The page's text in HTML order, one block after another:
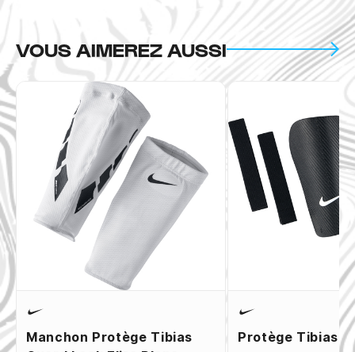
VOUS AIMEREZ AUSSI
Manchon Protège Tibias
Protège Tibias